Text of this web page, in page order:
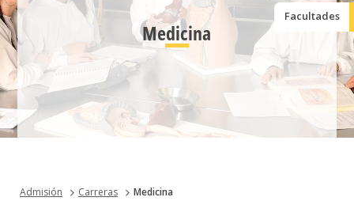
Facultades
Medicina
Admisión Carreras Medicina